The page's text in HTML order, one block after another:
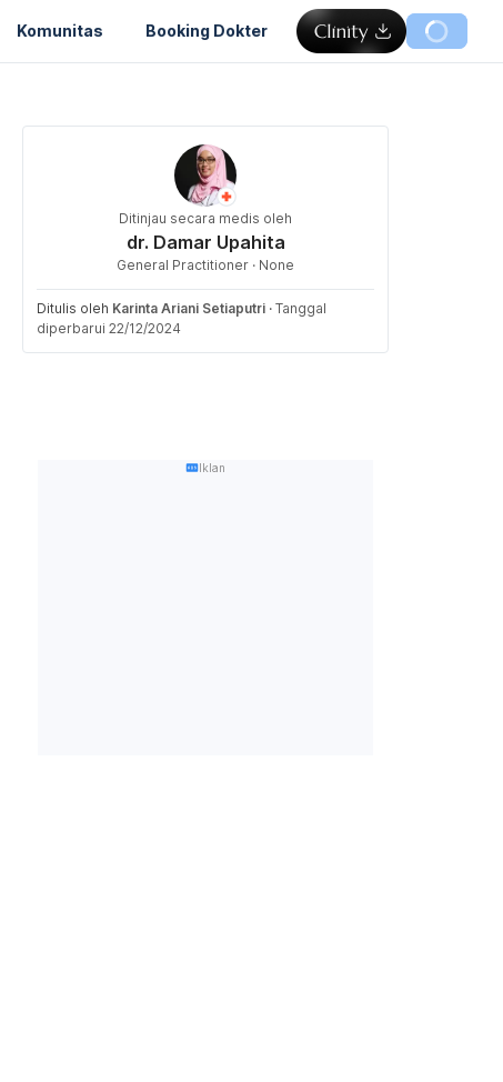
Komunitas Booking Dokter
Ditinjau secara medis oleh
dr. Damar Upahita
General Practitioner · None
Ditulis oleh Karinta Ariani Setiaputri · Tanggal
diperbarui 22/12/2024
Iklan